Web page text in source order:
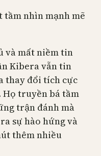
nhìn mạnh mẽ
và mất niềm tin
Kibera vẫn tin
thay đổi tích cực
Họ truyền bá tầm
trận đánh mà
sự hào hứng và
thêm nhiều